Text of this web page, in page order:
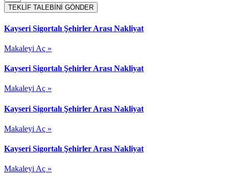
TEKLİF TALEBİNİ GÖNDER
Kayseri Sigortalı Şehirler Arası Nakliyat
Makaleyi Aç »
Kayseri Sigortalı Şehirler Arası Nakliyat
Makaleyi Aç »
Kayseri Sigortalı Şehirler Arası Nakliyat
Makaleyi Aç »
Kayseri Sigortalı Şehirler Arası Nakliyat
Makaleyi Aç »